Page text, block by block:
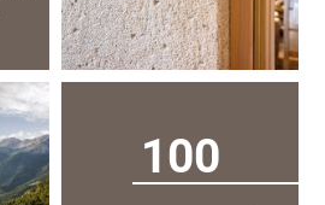
100